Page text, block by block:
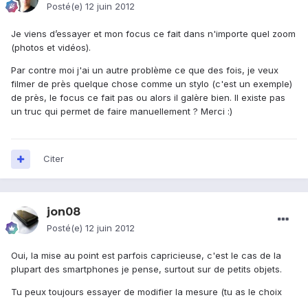
Posté(e) 12 juin 2012
Je viens d’essayer et mon focus ce fait dans n'importe quel zoom
(photos et vidéos).
Par contre moi j'ai un autre problème ce que des fois, je veux
filmer de près quelque chose comme un stylo (c'est un exemple)
de près, le focus ce fait pas ou alors il galère bien. Il existe pas
un truc qui permet de faire manuellement ? Merci :)
Citer
jon08
Posté(e) 12 juin 2012
Oui, la mise au point est parfois capricieuse, c'est le cas de la
plupart des smartphones je pense, surtout sur de petits objets.
Tu peux toujours essayer de modifier la mesure (tu as le choix